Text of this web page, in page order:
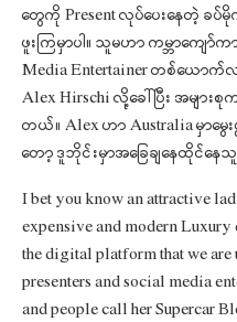
တွေကို Present လုပ်ပေးနေတဲ့
ဖူးကြမှာပါ။ သူမဟာ ကမ္ဘာကျေ
Media Entertainer တစ်ယော
Alex Hirschi လို့ခေါ်ပြီး အများ
တယ်။ Alex ဟာ Australia မှာမွ
တော့ ဒူဘိုင်းမှာအခြေချနေထိုင်နေ
I bet you know an attractive
expensive and modern Luxury
the digital platform that we are
presenters and social media
and people call her Supercar